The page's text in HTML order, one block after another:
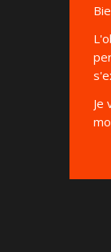
Je